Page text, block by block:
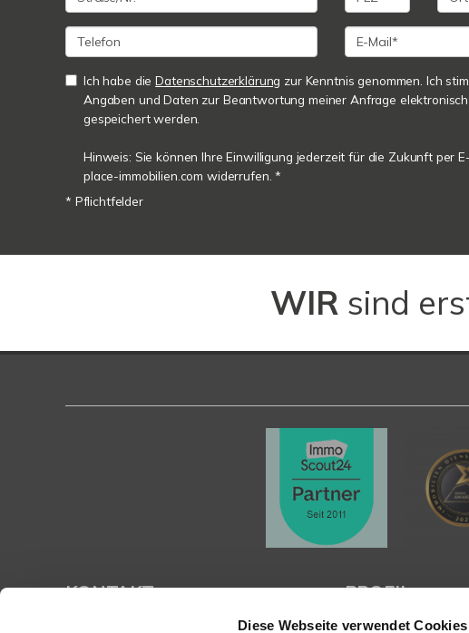
Diese Webseite verwendet Cookies
Ich habe dieDatenschutzerklärung zur Kenntnis genommen. Ich
Angaben und Daten zur Beantwortung meiner Anfrage
gespeichert werden.
Hinweis: Sie können Ihre Einwilligung jederzeit für die Zukunft per
place-immobilien.com widerrufen. *
* Pflichtfelder
WIR sind
KONTAKT PROFIL